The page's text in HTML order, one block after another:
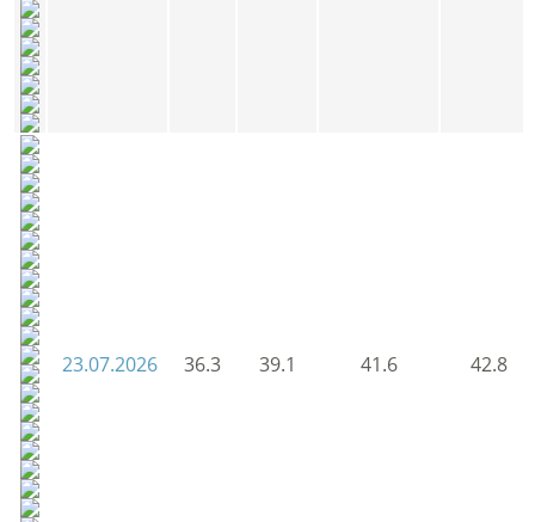
23.07.2026 36.3 39.1 41.6 42.8